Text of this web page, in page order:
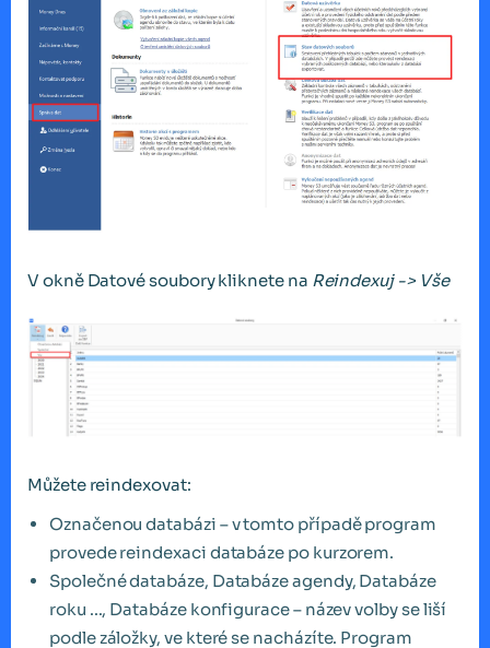
V okně Datové soubory kliknete na Reindexuj -> Vše
Můžete reindexovat:
Označenou databázi – v tomto případě program
provede reindexaci databáze po kurzorem.
Společné databáze, Databáze agendy, Databáze
roku ..., Databáze konfigurace – název volby se liší
podle záložky, ve které se nacházíte. Program